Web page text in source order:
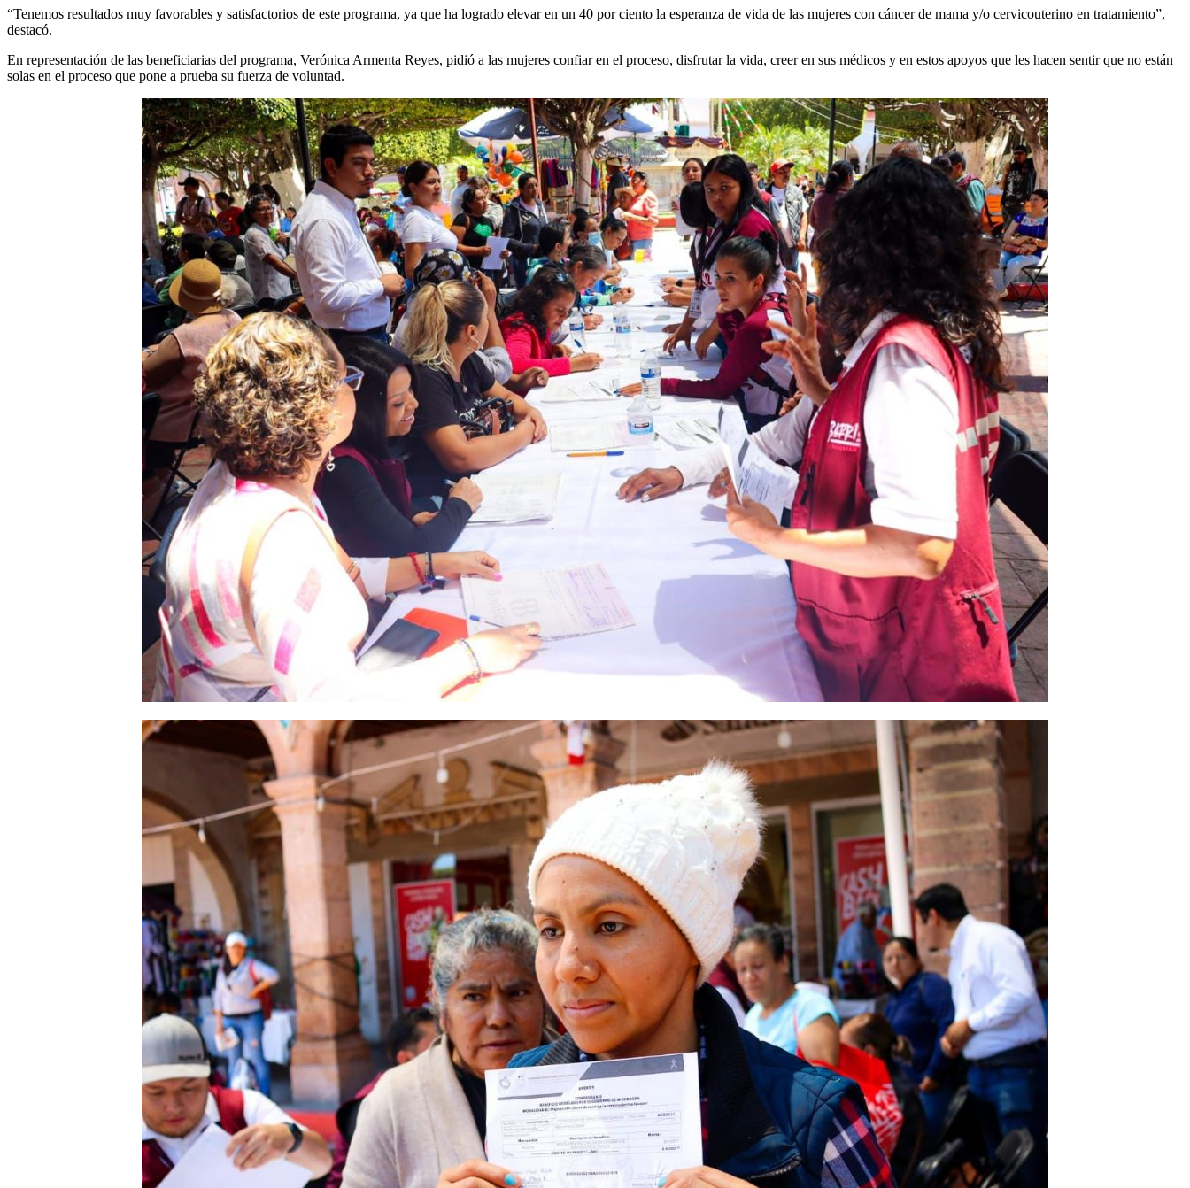
“Tenemos resultados muy favorables y satisfactorios de este programa, ya que ha logrado elevar en un 40 por ciento la esperanza de vida de las mujeres con cáncer de mama y/o cervicouterino en tratamiento”,
destacó.
En representación de las beneficiarias del programa, Verónica Armenta Reyes, pidió a las mujeres confiar en el proceso, disfrutar la vida, creer en sus médicos y en estos apoyos que les hacen sentir que no están
solas en el proceso que pone a prueba su fuerza de voluntad.